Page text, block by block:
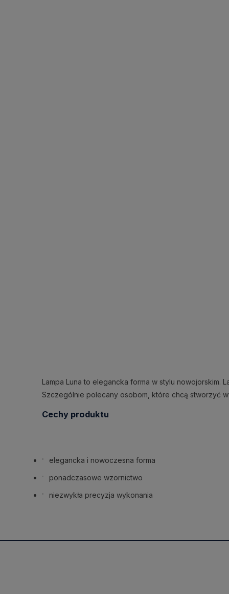
Lampa Luna to elegancka forma w stylu nowojorskim.
Szczególnie polecany osobom, które chcą stworzyć
Cechy produktu
elegancka i nowoczesna forma
ponadczasowe wzornictwo
niezwykła precyzja wykonania